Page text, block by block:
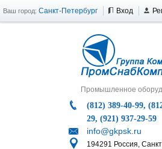
Ваш город: Санкт-Петербург Вход
Промышленное
(812) 389-40-99,
29, (921) 937-29-59
info@gkpsk.ru
194291 Россия,